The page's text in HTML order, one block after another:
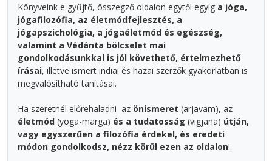
Könyveink e gyűjtő, összegző oldalon egytől egyig a jóga,
jógafilozófia, az életmódfejlesztés, a
jógapszichológia, a jógaéletmód és egészség,
valamint a Védánta bölcselet mai
gondolkodásunkkal is jól követhető, értelmezhető
írásai, illetve ismert indiai és hazai szerzők gyakorlatban is
megvalósítható tanításai.
Ha szeretnél előrehaladni az önismeret (arjavam), az
életmód (yoga-marga) és a tudatosság (vigjana) útján,
vagy egyszerűen a filozófia érdekel, és eredeti
módon gondolkodsz, nézz körül ezen az oldalon!